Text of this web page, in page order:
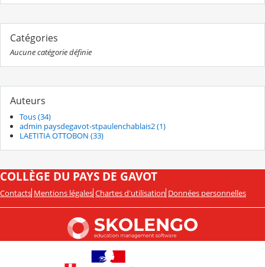
Catégories
Aucune catégorie définie
Auteurs
Tous (34)
admin paysdegavot-stpaulenchablais2 (1)
LAETITIA OTTOBON (33)
COLLÈGE DU PAYS DE GAVOT
Contacts Mentions légales Chartes d'utilisation Données personnelles